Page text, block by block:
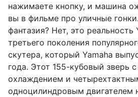
нажимаете кнопку, и машина
вы в фильме про уличные
фантазия? Нет, это реальность
третьего поколения
скутера, который Yamaha
года. Этот 155-кубовый зверь
охлаждением и
одноцилиндровым двигателем